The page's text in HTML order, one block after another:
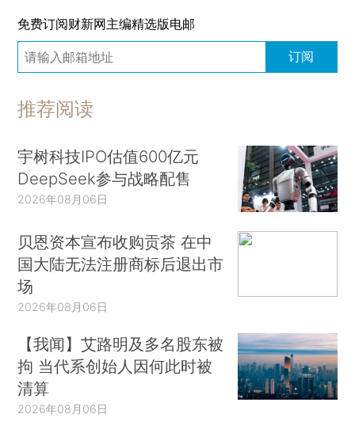
免费订阅财新网主编精选版电邮
订阅
推荐阅读
宇树科技IPO估值600亿元
DeepSeek参与战略配售
2026年08月06日
贝恩资本宣布收购贡茶 在中
国大陆无法注册商标后退出市
场
2026年08月06日
【我闻】艾路明及多名股东被
拘 当代系创始人因何此时被
清算
2026年08月06日